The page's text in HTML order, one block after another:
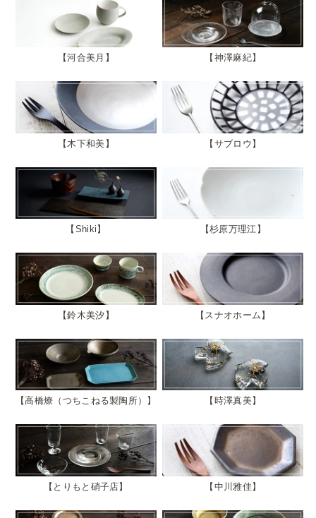
河合美月 神澤麻紀
木下和美 サブロウ
Shiki 杉原万理江
鈴木美汐 スナオホーム
高橋燎（つちこねる製陶所） 時澤真美
とりもと硝子店 中川雅佳